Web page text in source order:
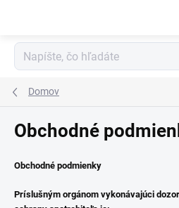
Domov
Obchodné
Obchodné podmienky
Príslušným orgánom vykonávajúci